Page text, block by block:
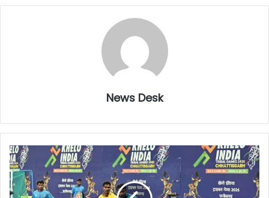
News Desk